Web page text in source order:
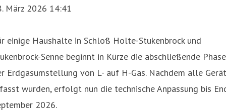
März 2026 14:41
einige Haushalte in Schloß Holte-Stukenbrock und
Senne beginnt in Kürze die abschließende Phase
Erdgasumstellung von L- auf H-Gas. Nachdem alle
wurden, erfolgt nun die technische Anpassung bis
2026.